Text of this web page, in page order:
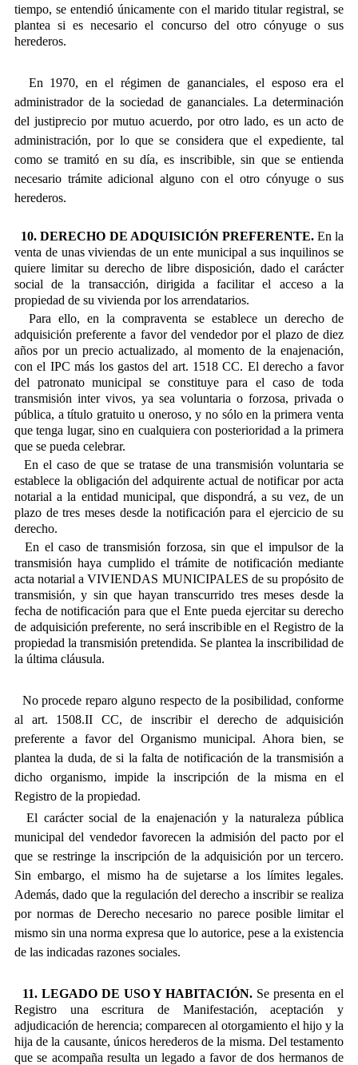
tiempo, se entendió únicamente con el marido titular registral, se
plantea si es necesario el concurso del otro cónyuge o sus
herederos.
En 1970, en el régimen de gananciales, el esposo era el
administrador de la sociedad de gananciales. La determinación
del justiprecio por mutuo acuerdo, por otro lado, es un acto de
administración, por lo que se considera que el expediente, tal
como se tramitó en su día, es inscribible, sin que se entienda
necesario trámite adicional alguno con el otro cónyuge o sus
herederos.
10. DERECHO DE ADQUISICIÓN PREFERENTE.En la
venta de unas viviendas de un ente municipal a sus inquilinos se
quiere limitar su derecho de libre disposición, dado el carácter
social de la transacción, dirigida a facilitar el acceso a la
propiedad de su vivienda por los arrendatarios.
Para ello, en la compraventa se establece un derecho de
adquisición preferente a favor del vendedor por el plazo de diez
años por un precio actualizado, al momento de la enajenación,
con el IPC más los gastos del art. 1518 CC. El derecho a favor
del patronato municipal se constituye para el caso de toda
transmisión inter vivos, ya sea voluntaria o forzosa, privada o
pública, a título gratuito u oneroso, y no sólo en la primera venta
que tenga lugar, sino en cualquiera con posterioridad a la primera
que se pueda celebrar.
En el caso de que se tratase de una transmisión voluntaria se
establece la obligación del adquirente actual de notificar por acta
notarial a la entidad municipal, que dispondrá, a su vez, de un
plazo de tres meses desde la notificación para el ejercicio de su
derecho.
En el caso de transmisión forzosa, sin que el impulsor de la
transmisión haya cumplido el trámite de notificación mediante
acta notarial a VIVIENDAS MUNICIPALES de su propósito de
transmisión, y sin que hayan transcurrido tres meses desde la
fecha de notificación para que el Ente pueda ejercitar su derecho
de adquisición preferente, no será inscribible en el Registro de la
propiedad la transmisión pretendida. Se plantea la inscribilidad de
la última cláusula.
No procede reparo alguno respecto de la posibilidad, conforme
al art. 1508.II CC, de inscribir el derecho de adquisición
preferente a favor del Organismo municipal. Ahora bien, se
plantea la duda, de si la falta de notificación de la transmisión a
dicho organismo, impide la inscripción de la misma en el
Registro de la propiedad.
El carácter social de la enajenación y la naturaleza pública
municipal del vendedor favorecen la admisión del pacto por el
que se restringe la inscripción de la adquisición por un tercero.
Sin embargo, el mismo ha de sujetarse a los límites legales.
Además, dado que la regulación del derecho a inscribir se realiza
por normas de Derecho necesario no parece posible limitar el
mismo sin una norma expresa que lo autorice, pese a la existencia
de las indicadas razones sociales.
11. LEGADO DE USO Y HABITACIÓN. Se presenta en el
Registro una escritura de Manifestación, aceptación y
adjudicación de herencia; comparecen al otorgamiento el hijo y la
hija de la causante, únicos herederos de la misma. Del testamento
que se acompaña resulta un legado a favor de dos hermanos de